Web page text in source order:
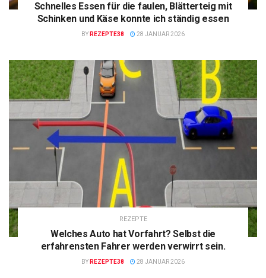
Schnelles Essen für die faulen, Blätterteig mit
Schinken und Käse konnte ich ständig essen
BY REZEPTE38 28 JANUAR 2026
REZEPTE
Welches Auto hat Vorfahrt? Selbst die
erfahrensten Fahrer werden verwirrt sein.
BY REZEPTE38 28 JANUAR 2026